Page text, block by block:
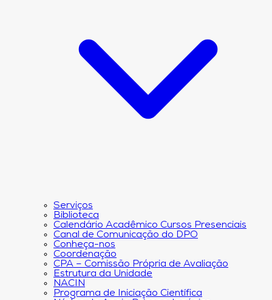
Serviços
Biblioteca
Calendário Acadêmico Cursos Presenciais
Canal de Comunicação do DPO
Conheça-nos
Coordenação
CPA – Comissão Própria de Avaliação
Estrutura da Unidade
NACIN
Programa de Iniciação Científica